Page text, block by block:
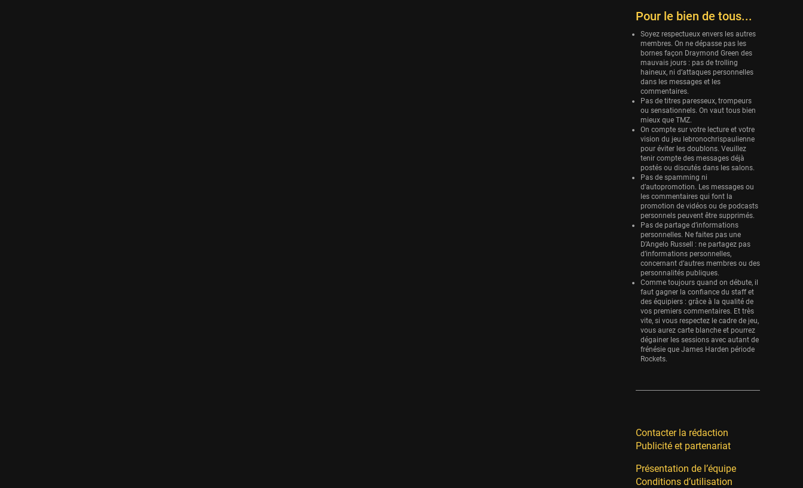
25 sessions
Brooklyn Nets
24 sessions
Sacramento Kings
24 sessions
Utah Jazz
22 sessions
Toronto Raptors
18 sessions
REVERSE
11 sessions
Bleues
0 sessions
Pour le bien de tous...
Soyez respectueux envers les autres
membres. On ne dépasse pas les
bornes façon Draymond Green des
mauvais jours : pas de trolling
haineux, ni d’attaques personnelles
dans les messages et les
commentaires.
Pas de titres paresseux, trompeurs
ou sensationnels. On vaut tous bien
mieux que TMZ.
On compte sur votre lecture et votre
vision du jeu lebronochrispaulienne
pour éviter les doublons. Veuillez
tenir compte des messages déjà
postés ou discutés dans les salons.
Pas de spamming ni
d’autopromotion. Les messages ou
les commentaires qui font la
promotion de vidéos ou de podcasts
personnels peuvent être supprimés.
Pas de partage d’informations
personnelles. Ne faites pas une
D’Angelo Russell : ne partagez pas
d’informations personnelles,
concernant d’autres membres ou des
personnalités publiques.
Comme toujours quand on débute, il
faut gagner la confiance du staff et
des équipiers : grâce à la qualité de
vos premiers commentaires. Et très
vite, si vous respectez le cadre de jeu,
vous aurez carte blanche et pourrez
dégainer les sessions avec autant de
frénésie que James Harden période
Rockets.
Contacter la rédaction
Publicité et partenariat
Présentation de l’équipe
Conditions d’utilisation